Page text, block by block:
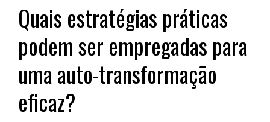
Quais estratégias práticas
podem ser empregadas para
uma auto-transformação
eficaz?